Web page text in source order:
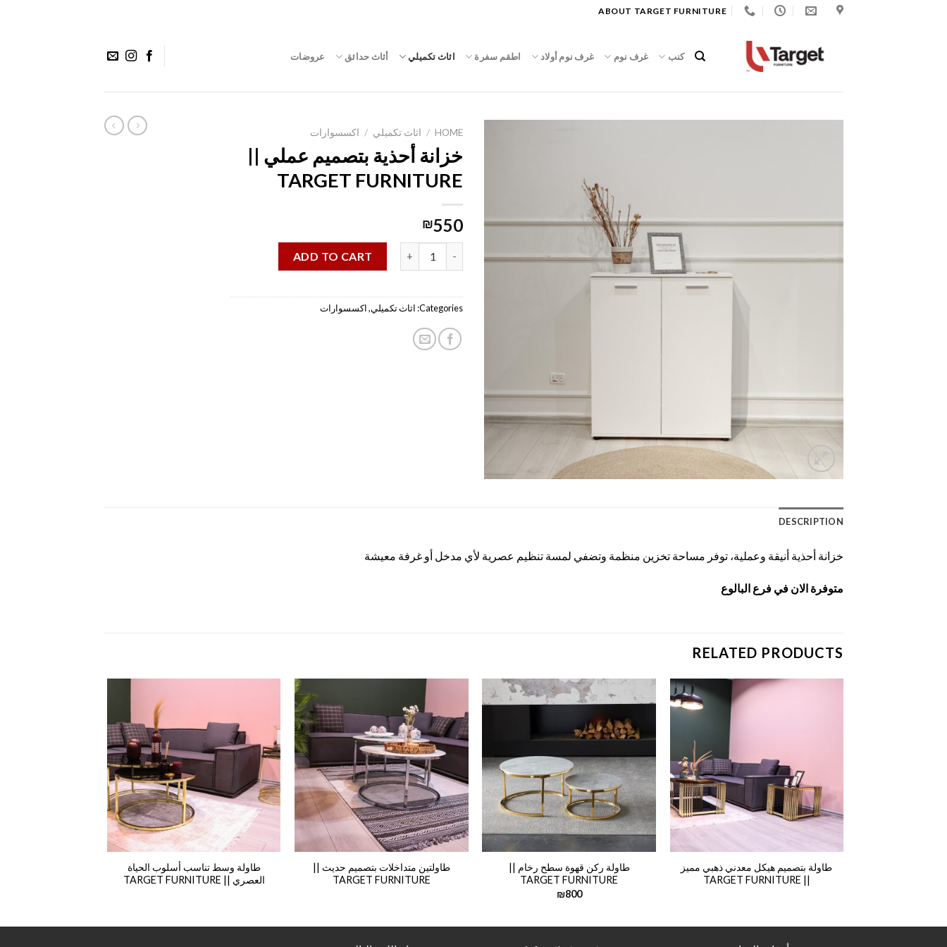
ABOUT TARGET FURNITURE
كنب غرف نوم غرف نوم أولاد اطقم سفرة اثاث تكميلي أثاث حدائق عروضات
HOME
/ اثاث تكميلي / اكسسوارات
خزانة أحذية بتصميم عملي ||
TARGET FURNITURE
₪550
ADD TO CART
Categories: اثاث تكميلي,اكسسوارات
DESCRIPTION
خزانة أحذية أنيقة وعملية، توفر مساحة تخزين منظمة وتضفي لمسة تنظيم عصرية لأي مدخل أو غرفة معيشة
متوفرة الان في فرع البالوع
RELATED PRODUCTS
طاولة بتصميم هيكل معدني ذهبي مميز
|| TARGET FURNITURE
طاولة ركن قهوة سطح رخام ||
TARGET FURNITURE
₪800
طاولتين متداخلات بتصميم حديث ||
TARGET FURNITURE
طاولة وسط تناسب أسلوب الحياة
العصري || TARGET FURNITURE